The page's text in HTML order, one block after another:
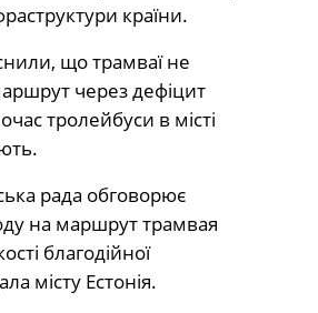
країни.
що трамваї не
через дефіцит
тролейбуси в місті
рада обговорює
на маршрут трамвая
благодійної
місту Естонія.